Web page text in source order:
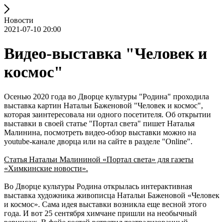
Новости
2021-07-10 20:00
Видео-выставка "Человек и
космос"
Осенью 2020 года во Дворце культуры "Родина" проходила
выставка картин Натальи Баженовой "Человек и космос",
которая заинтересовала ни одного посетителя. Об открытии
выставки в своей статье "Портал света" пишет Наталья
Малинина, посмотреть видео-обзор выставки можно на
youtube-канале дворца или на сайте в разделе "Online".
Статья Натальи Малининой «Портал света» для газеты
«Химкинские новости».
Во Дворце культуры Родина открылась интерактивная
выставка художника живописца Натальи Баженовой «Человек
и космос». Сама идея выставки возникла еще весной этого
года. И вот 25 сентября химчане пришли на необычный